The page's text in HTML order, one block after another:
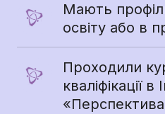
Мають
освіту або в
Проходили
кваліфікації в